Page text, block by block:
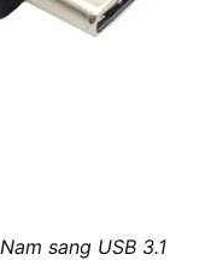
sang USB 3.1